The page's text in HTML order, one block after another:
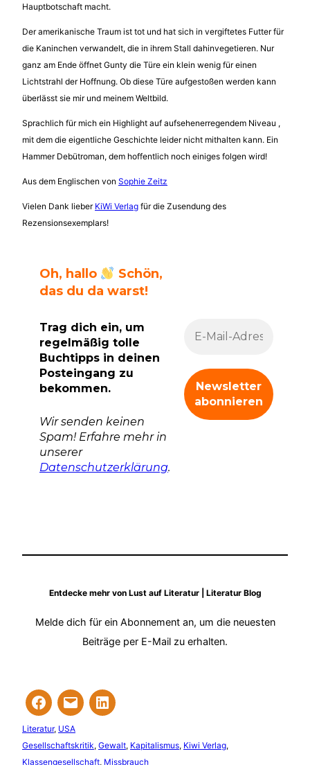
Hauptbotschaft macht.
Der amerikanische Traum ist tot und hat sich in vergiftetes Futter für
die Kaninchen verwandelt, die in ihrem Stall dahinvegetieren. Nur
ganz am Ende öffnet Gunty die Türe ein klein wenig für einen
Lichtstrahl der Hoffnung. Ob diese Türe aufgestoßen werden kann
überlässt sie mir und meinem Weltbild.
Sprachlich für mich ein Highlight auf aufsehenerregendem Niveau ,
mit dem die eigentliche Geschichte leider nicht mithalten kann. Ein
Hammer Debütroman, dem hoffentlich noch einiges folgen wird!
Aus dem Englischen von Sophie Zeitz
Vielen Dank lieber KiWi Verlag für die Zusendung des
Rezensionsexemplars!
Oh, hallo
Schön,
das du da warst!
Trag dich ein, um
regelmäßig tolle
Buchtipps in deinen
Posteingang zu
bekommen.
Wir senden keinen
Spam! Erfahre mehr in
unserer
Datenschutzerklärung.
Entdecke mehr von Lust auf Literatur | Literatur Blog
Melde dich für ein Abonnement an, um die neuesten
Beiträge per E-Mail zu erhalten.
Literatur, USA
Gesellschaftskritik, Gewalt, Kapitalismus, Kiwi Verlag
Klassengesellschaft, Missbrauch